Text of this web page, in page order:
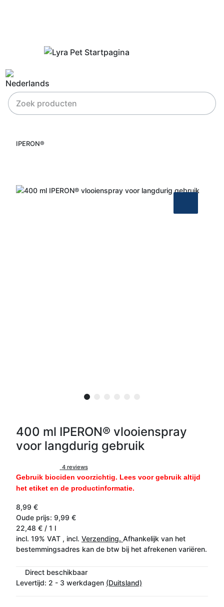
IPERON®
400 ml IPERON® vlooienspray
voor langdurig gebruik
4 reviews
Gebruik biociden voorzichtig. Lees voor gebruik altijd
het etiket en de productinformatie.
8,99 €
Oude prijs: 9,99 €
22,48 € / 1 l
incl. 19% VAT , incl. Verzending. Afhankelijk van het
bestemmingsadres kan de btw bij het afrekenen variëren.
Direct beschikbaar
Levertijd: 2 - 3 werkdagen (Duitsland)